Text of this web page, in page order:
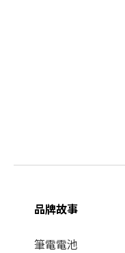
品牌故事
筆電電池